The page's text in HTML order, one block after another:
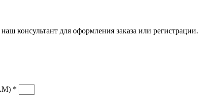
консультант для оформления заказа или регистрации.
*